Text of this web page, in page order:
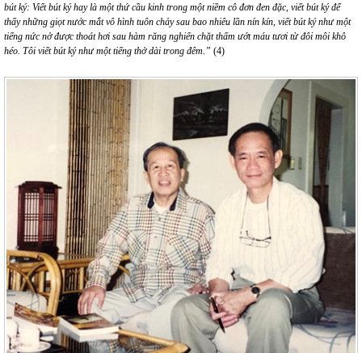
bút ký: Viết bút ký hay là một thứ cầu kinh trong một niềm cô đơn đen đặc, viết bút ký để
thấy những giọt nước mắt vô hình tuôn chảy sau bao nhiêu lần nín kín, viết bút ký như một
tiếng nức nở được thoát hơi sau hàm răng nghiến chặt thấm ướt máu tươi từ đôi môi khô
héo. Tôi viết bút ký như một tiếng thở dài trong đêm.” (4)